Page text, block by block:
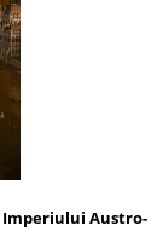
Imperiului Austro-